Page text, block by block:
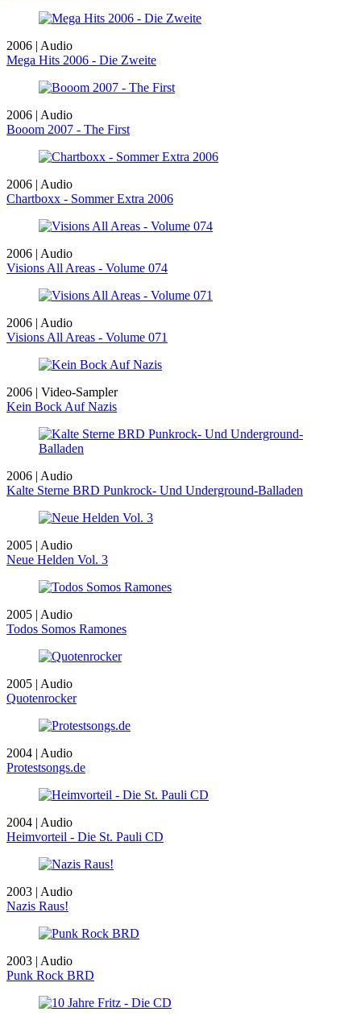
2006 | Audio
Mega Hits 2006 - Die Zweite
2006 | Audio
Booom 2007 - The First
2006 | Audio
Chartboxx - Sommer Extra 2006
2006 | Audio
Visions All Areas - Volume 074
2006 | Audio
Visions All Areas - Volume 071
2006 | Video-Sampler
Kein Bock Auf Nazis
2006 | Audio
Kalte Sterne BRD Punkrock- Und Underground-Balladen
2005 | Audio
Neue Helden Vol. 3
2005 | Audio
Todos Somos Ramones
2005 | Audio
Quotenrocker
2004 | Audio
Protestsongs.de
2004 | Audio
Heimvorteil - Die St. Pauli CD
2003 | Audio
Nazis Raus!
2003 | Audio
Punk Rock BRD